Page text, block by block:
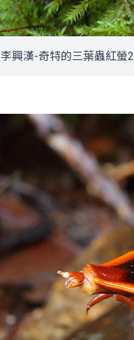
李興漢-奇特的三葉蟲紅螢2